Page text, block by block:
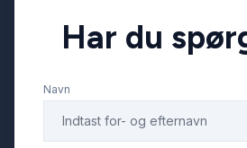
Har du
Navn